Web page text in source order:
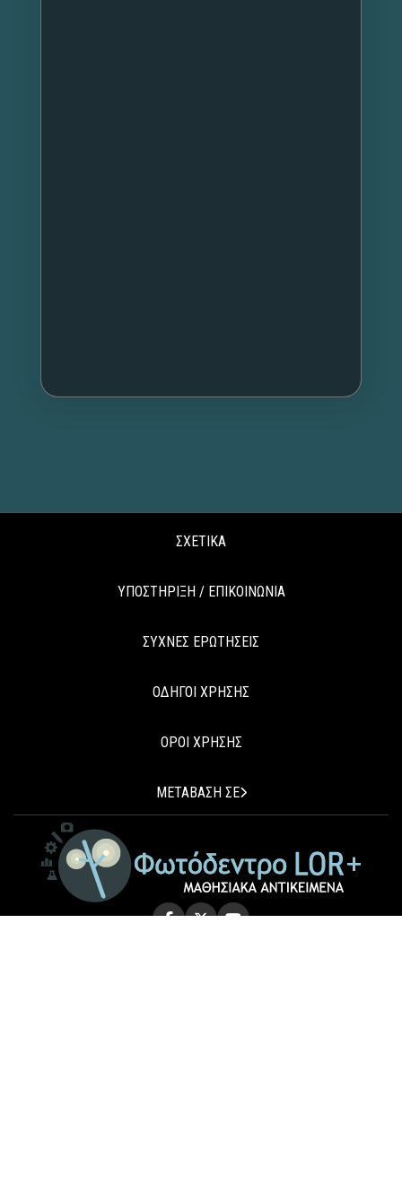
ΣΧΕΤΙΚΑ
ΥΠΟΣΤΗΡΙΞΗ / ΕΠΙΚΟΙΝΩΝΙΑ
ΣΥΧΝΕΣ ΕΡΩΤΗΣΕΙΣ
ΟΔΗΓΟΙ ΧΡΗΣΗΣ
ΟΡΟΙ ΧΡΗΣΗΣ
ΜΕΤΑΒΑΣΗ ΣΕ